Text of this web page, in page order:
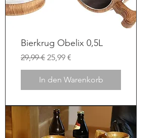
Bierkrug Obelix 0,5L
Standardpreis
29,99 € Sale-Preis
25,99 €
In den Warenkorb